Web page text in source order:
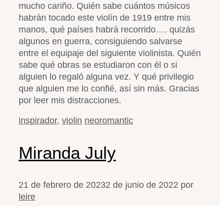
mucho cariño. Quién sabe cuántos músicos
habrán tocado este violín de 1919 entre mis
manos, qué países habrá recorrido…. quizás
algunos en guerra, consiguiendo salvarse
entre el equipaje del siguiente violinista. Quién
sabe qué obras se estudiaron con él o si
alguien lo regaló alguna vez. Y qué privilegio
que alguien me lo confié, así sin más. Gracias
por leer mis distracciones.
inspirador, violin neoromantic
Miranda July
21 de febrero de 20232 de junio de 2022 por
leire